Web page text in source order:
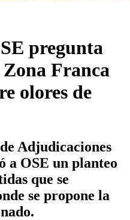
pregunta
Zona Franca
olores de
Adjudicaciones
a OSE un planteo
que se
se propone la